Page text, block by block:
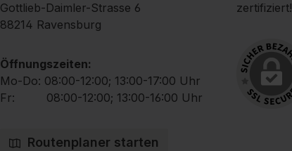
Gottlieb-Daimler-Strasse 6
88214 Ravensburg
Öffnungszeiten:
Mo-Do: 08:00-12:00; 13:00-17:00 Uhr
Fr: 08:00-12:00; 13:00-16:00 Uhr
Routenplaner starten
zertifiziert!